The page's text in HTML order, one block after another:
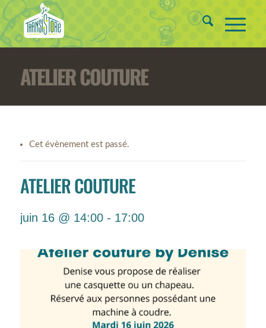
ATELIER COUTURE
Cet évènement est passé.
ATELIER COUTURE
juin 16 @ 14:00- 17:00